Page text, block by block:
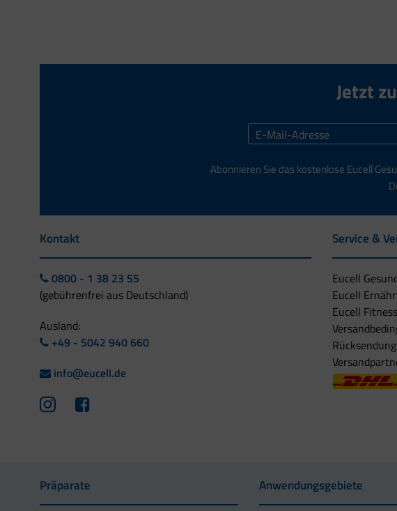
Jetzt
Abonnieren Sie das kostenlose Eucell
Kontakt
0800 - 1 38 23 55
(gebührenfrei aus Deutschland)
Ausland:
+49 - 5042 940 660
info@eucell.de
Service &
Eucell
Eucell
Eucell
Rücksendung
Präparate Anwendungsgebiete